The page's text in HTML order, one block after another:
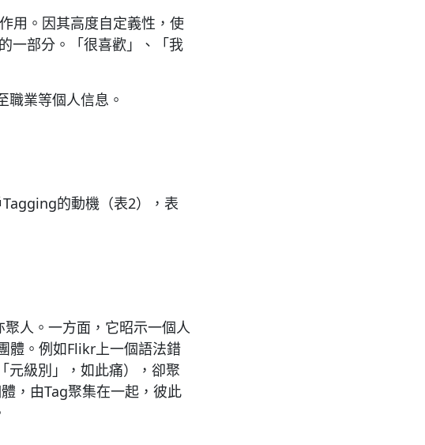
用。因其高度自定義性，使
一部分。「很喜歡」、「我
職業等個人信息。
的動機（表2），表
人。一方面，它昭示一個人
體。例如Flikr上一個語法錯
元級別」，如此痛），卻聚
，由Tag聚集在一起，彼此